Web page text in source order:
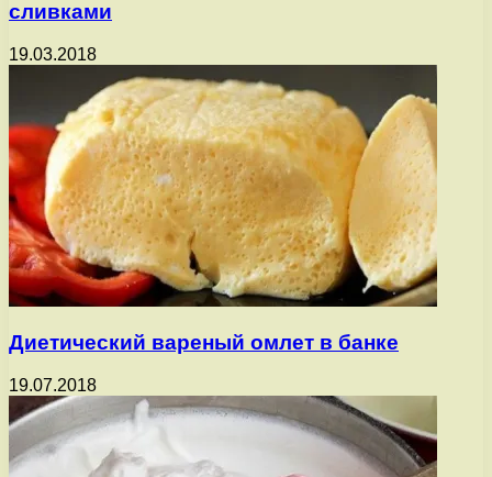
сливками
19.03.2018
Диетический вареный омлет в банке
19.07.2018